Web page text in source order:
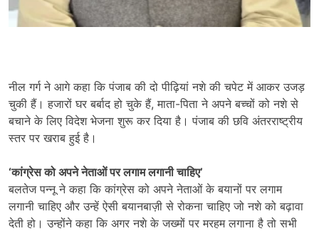
नील गर्ग ने आगे कहा कि पंजाब की दो पीढ़ियां नशे की चपेट में आकर उजड़
चुकी हैं। हजारों घर बर्बाद हो चुके हैं, माता-पिता ने अपने बच्चों को नशे से
बचाने के लिए विदेश भेजना शुरू कर दिया है। पंजाब की छवि अंतरराष्ट्रीय
स्तर पर खराब हुई है।
‘कांग्रेस को अपने नेताओं पर लगाम लगानी चाहिए’
बलतेज पन्नू ने कहा कि कांग्रेस को अपने नेताओं के बयानों पर लगाम
लगानी चाहिए और उन्हें ऐसी बयानबाज़ी से रोकना चाहिए जो नशे को बढ़ावा
देती हो। उन्होंने कहा कि अगर नशे के जख्मों पर मरहम लगाना है तो सभी